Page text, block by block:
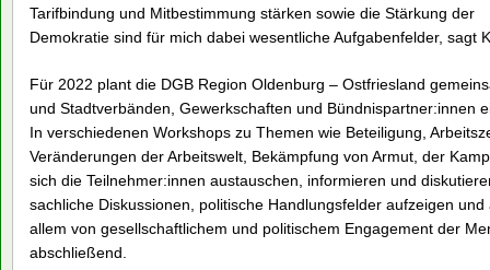
Tarifbindung und Mitbestimmung stärken sowie die Stärkung der
Demokratie sind für mich dabei wesentliche Aufgabenfelder, sagt
Für 2022 plant die DGB Region Oldenburg – Ostfriesland
und Stadtverbänden, Gewerkschaften und Bündnispartner:innen
In verschiedenen Workshops zu Themen wie Beteiligung,
Veränderungen der Arbeitswelt, Bekämpfung von Armut, der
sich die Teilnehmer:innen austauschen, informieren und
sachliche Diskussionen, politische Handlungsfelder aufzeigen
allem von gesellschaftlichem und politischem Engagement der
abschließend.